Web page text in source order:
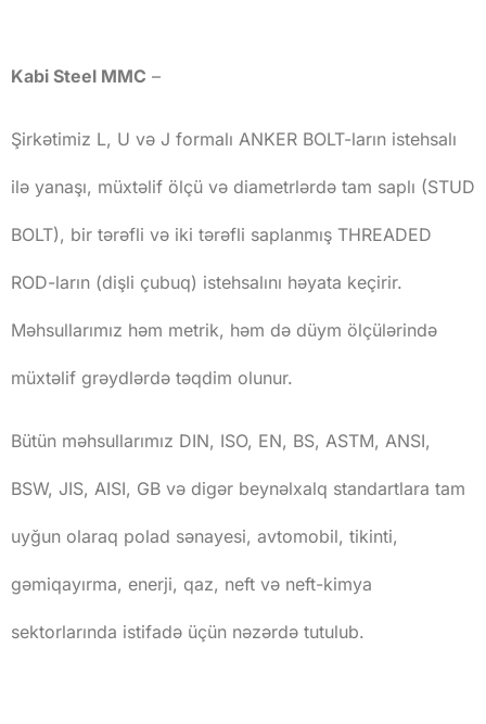
Kabi Steel MMC –
Şirkətimiz L, U və J formalı ANKER BOLT-ların istehsalı
ilə yanaşı, müxtəlif ölçü və diametrlərdə tam saplı (STUD
BOLT), bir tərəfli və iki tərəfli saplanmış THREADED
ROD-ların (dişli çubuq) istehsalını həyata keçirir.
Məhsullarımız həm metrik, həm də düym ölçülərində
müxtəlif grəydlərdə təqdim olunur.
Bütün məhsullarımız DIN, ISO, EN, BS, ASTM, ANSI,
BSW, JIS, AISI, GB və digər beynəlxalq standartlara tam
uyğun olaraq polad sənayesi, avtomobil, tikinti,
gəmiqayırma, enerji, qaz, neft və neft-kimya
sektorlarında istifadə üçün nəzərdə tutulub.